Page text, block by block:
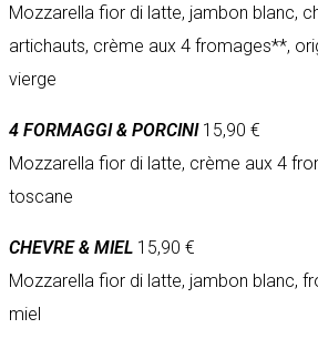
Mozzarella fior di latte, jambon blanc,
artichauts, crème aux 4 fromages**,
vierge
4 FORMAGGI & PORCINI15,90 €
Mozzarella fior di latte, crème aux 4
toscane
CHEVRE & MIEL 15,90 €
Mozzarella fior di latte, jambon blanc,
miel